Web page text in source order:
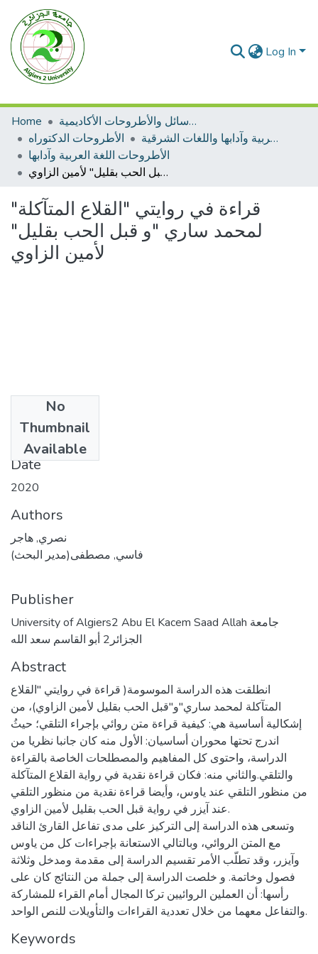
Log In
Home
الرسائل والأطروحات الأكاديمية
الأطروحات الدكتوراه
الأطروحات اللغة العربية وآدابها واللغات الشرقية
الأطروحات اللغة العربية وآدابها
قراءة في روايتي "القلاع المتآكلة" لمحمد ساري "و قبل الحب بقليل" لأمين الزاوي
قراءة في روايتي "القلاع المتآكلة"
لمحمد ساري "و قبل الحب بقليل"
لأمين الزاوي
No
Thumbnail
Available
نهائي.pdf(3.9 MB)
Date
2020
Authors
نصري, هاجر
فاسي, مصطفى(مدير البحث)
Publisher
University of Algiers2 Abu El Kacem Saad Allah جامعة
الجزائر2 أبو القاسم سعد الله
Abstract
انطلقت هذه الدراسة الموسومة( قراءة في روايتي "القلاع
المتآكلة لمحمد ساري"و"قبل الحب بقليل لأمين الزاوي)، من
إشكالية أساسية هي: كيفية قراءة متن روائي بإجراء التلقي؛ حيثُ
اندرج تحتها محوران أساسيان: الأول منه كان جانبا نظريا من
الدراسة، واحتوى كل المفاهيم والمصطلحات الخاصة بالقراءة
والتلقي.والثاني منه: فكان قراءة نقدية في رواية القلاع المتآكلة
من منظور التلقي عند ياوس، وأيضا قراءة نقدية من منظور التلقي
عند آيزر في رواية قبل الحب بقليل لأمين الزاوي.
وتسعى هذه الدراسة إلى التركيز على مدى تفاعل القارئ الناقد
مع المتن الروائي، وبالتالي الاستعانة بإجراءات كل من ياوس
وآيزر، وقد تطلّب الأمر تقسيم الدراسة إلى مقدمة ومدخل وثلاثة
فصول وخاتمة. و خلصت الدراسة إلى جملة من النتائج كان على
رأسها: أن العملين الروائيين تركا المجال أمام القراء للمشاركة
والتفاعل معهما من خلال تعددية القراءات والتأويلات للنص الواحد.
Keywords